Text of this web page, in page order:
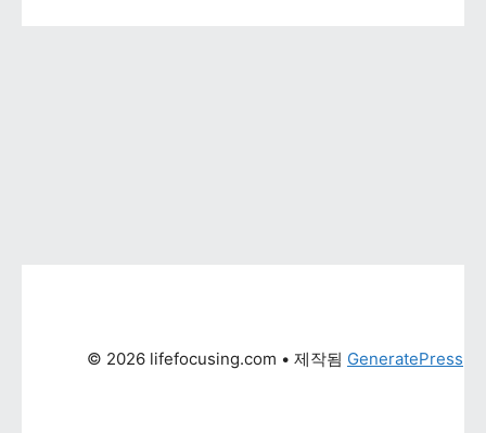
© 2026 lifefocusing.com • 제작됨 GeneratePress